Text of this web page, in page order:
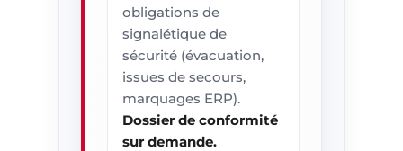
obligations de
signalétique de
sécurité (évacuation,
issues de secours,
marquages ERP).
Dossier de conformité
sur demande.